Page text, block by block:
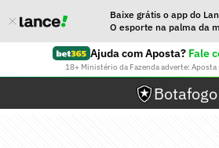
Baixe grátis o app do
O esporte na palma da
Ajuda com Aposta? Fale
18+ Ministério da Fazenda adverte:
Botafogo